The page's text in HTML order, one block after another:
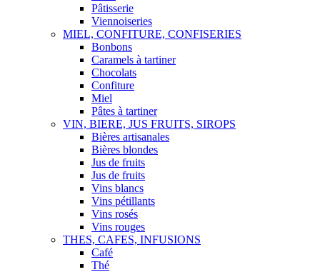
Pâtisserie
Viennoiseries
MIEL, CONFITURE, CONFISERIES
Bonbons
Caramels à tartiner
Chocolats
Confiture
Miel
Pâtes à tartiner
VIN, BIERE, JUS FRUITS, SIROPS
Bières artisanales
Bières blondes
Jus de fruits
Jus de fruits
Vins blancs
Vins pétillants
Vins rosés
Vins rouges
THES, CAFES, INFUSIONS
Café
Thé